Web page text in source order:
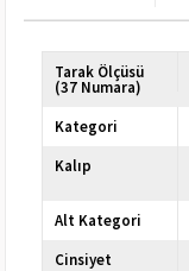
Tarak Ölçüsü
(37 Numara)
Kategori
Kalıp
Alt Kategori
Cinsiyet